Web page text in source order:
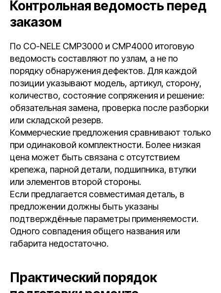
Контрольная ведомость перед
заказом
По CO-NELE CMP3000 и CMP4000 итоговую
ведомость составляют по узлам, а не по
порядку обнаружения дефектов. Для каждой
позиции указывают модель, артикул, сторону,
количество, состояние сопряжения и решение:
обязательная замена, проверка после разборки
или складской резерв.
Коммерческие предложения сравнивают только
при одинаковой комплектности. Более низкая
цена может быть связана с отсутствием
крепежа, парной детали, подшипника, втулки
или элементов второй стороны.
Если предлагается совместимая деталь, в
предложении должны быть указаны
подтверждённые параметры применяемости.
Одного совпадения общего названия или
габарита недостаточно.
Практический порядок